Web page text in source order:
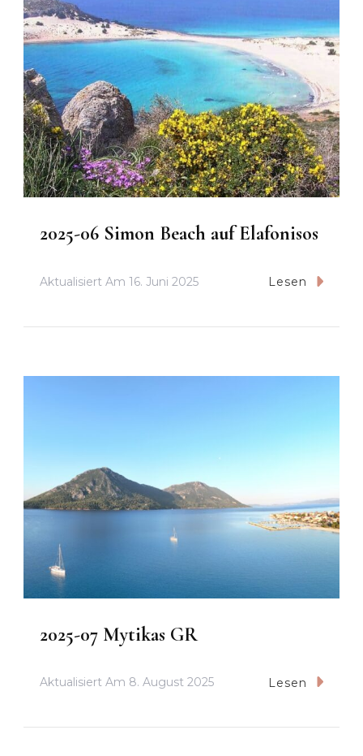
2025-06 Simon Beach auf Elafonisos
Aktualisiert Am 16. Juni 2025 Lesen
2025-07 Mytikas GR
Aktualisiert Am 8. August 2025 Lesen